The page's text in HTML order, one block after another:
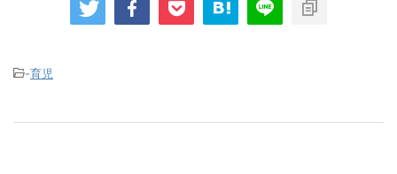
-育児